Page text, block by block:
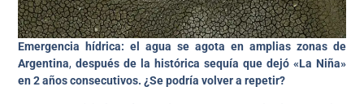
Emergencia hídrica: el agua se agota en amplias zonas de
Argentina,después de la histórica sequía que dejó «La Niña»
en 2 años consecutivos. ¿Se podría volver a repetir?